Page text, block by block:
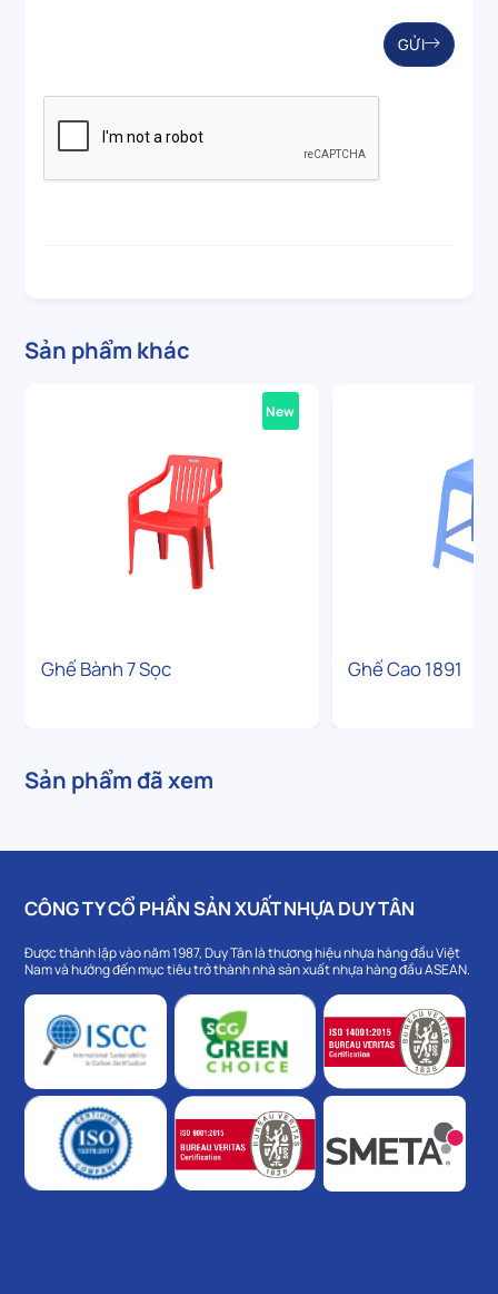
GỬI
Sản phẩm khác
Ghế Bành 7 Sọc
New
Ghế Cao 1891
Sản phẩm đã xem
CÔNG TY CỔ PHẦN SẢN XUẤT NHỰA DUY TÂN
Được thành lập vào năm 1987, Duy Tân là thương hiệu nhựa hàng đầu Việt
Nam và hướng đến mục tiêu trở thành nhà sản xuất nhựa hàng đầu ASEAN.